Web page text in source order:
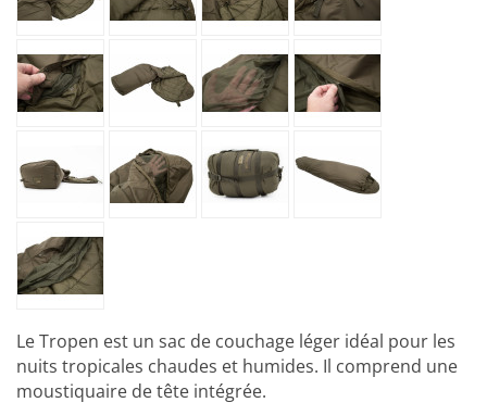
Le Tropen est un sac de couchage léger idéal pour les
nuits tropicales chaudes et humides. Il comprend une
moustiquaire de tête intégrée.